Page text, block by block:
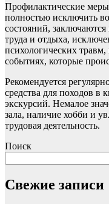
Профилактические
полностью исключить
состояний,
труда и отдыха,
психологических
событиях, которые
Рекомендуется
средства для походов в
экскурсий. Немалое
зала, наличие хобби и
трудовая деятельность.
Поиск
Свежие записи